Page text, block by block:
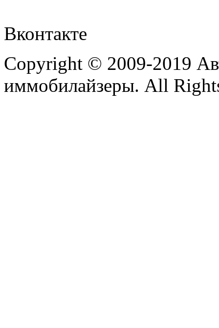
Вконтакте
Copyright © 2009-2019
иммобилайзеры. All